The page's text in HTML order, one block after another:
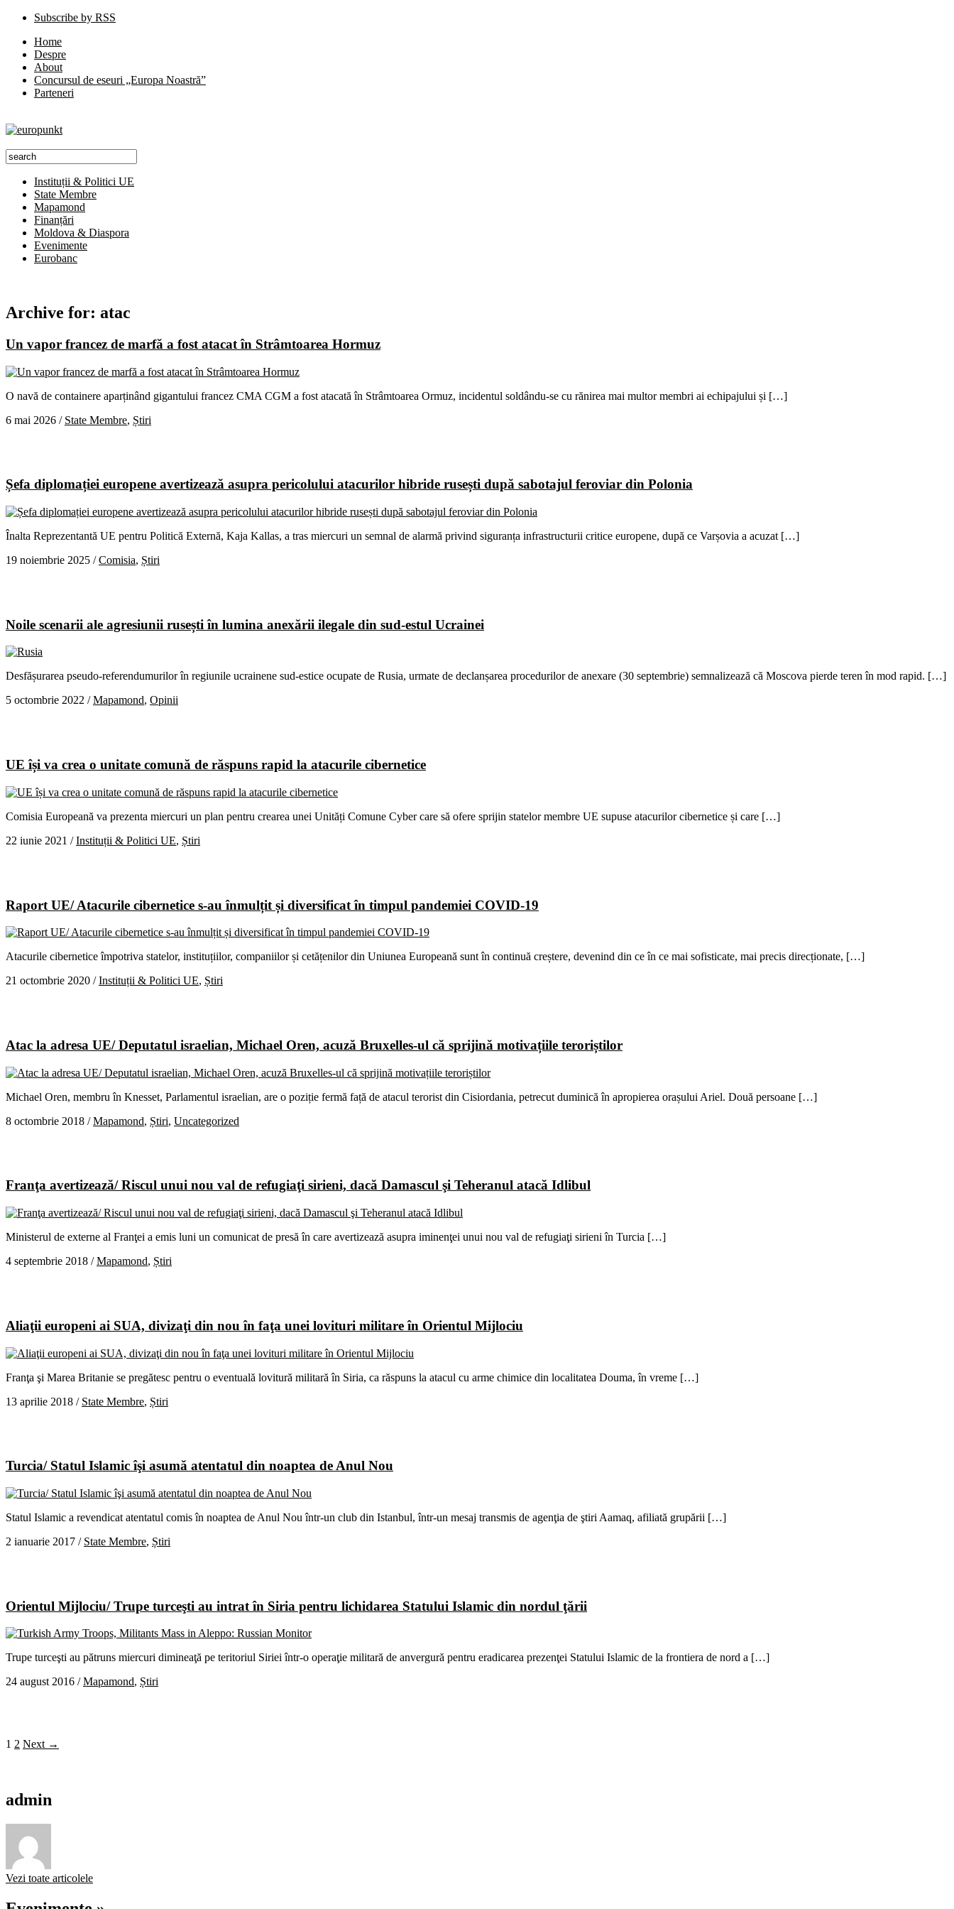
Subscribe by RSS
Home
Despre
About
Concursul de eseuri „Europa Noastră”
Parteneri
Instituții & Politici UE
State Membre
Mapamond
Finanțări
Moldova & Diaspora
Evenimente
Eurobanc
Archive for: atac
Un vapor francez de marfă a fost atacat în Strâmtoarea Hormuz
O navă de containere aparținând gigantului francez CMA CGM a fost atacată în Strâmtoarea Ormuz, incidentul soldându-se cu rănirea mai multor membri ai echipajului și […]
6 mai 2026 / State Membre, Știri
Șefa diplomației europene avertizează asupra pericolului atacurilor hibride rusești după sabotajul feroviar din Polonia
Înalta Reprezentantă UE pentru Politică Externă, Kaja Kallas, a tras miercuri un semnal de alarmă privind siguranța infrastructurii critice europene, după ce Varșovia a acuzat […]
19 noiembrie 2025 /Comisia, Știri
Noile scenarii ale agresiunii rusești în lumina anexării ilegale din sud-estul Ucrainei
Desfășurarea pseudo-referendumurilor în regiunile ucrainene sud-estice ocupate de Rusia, urmate de declanșarea procedurilor de anexare (30 septembrie) semnalizează că Moscova pierde teren în mod rapid. […]
5 octombrie 2022 /Mapamond, Opinii
UE își va crea o unitate comună de răspuns rapid la atacurile cibernetice
Comisia Europeană va prezenta miercuri un plan pentru crearea unei Unități Comune Cyber care să ofere sprijin statelor membre UE supuse atacurilor cibernetice și care […]
22 iunie 2021 /Instituții & Politici UE, Știri
Raport UE/ Atacurile cibernetice s-au înmulțit și diversificat în timpul pandemiei COVID-19
Atacurile cibernetice împotriva statelor, instituțiilor, companiilor și cetățenilor din Uniunea Europeană sunt în continuă creștere, devenind din ce în ce mai sofisticate, mai precis direcționate, […]
21 octombrie 2020 /Instituții & Politici UE, Știri
Atac la adresa UE/ Deputatul israelian, Michael Oren, acuză Bruxelles-ul că sprijină motivațiile teroriștilor
Michael Oren, membru în Knesset, Parlamentul israelian, are o poziție fermă față de atacul terorist din Cisiordania, petrecut duminică în apropierea orașului Ariel. Două persoane […]
8 octombrie 2018 /Mapamond, Știri, Uncategorized
Franţa avertizează/ Riscul unui nou val de refugiaţi sirieni, dacă Damascul şi Teheranul atacă Idlibul
Ministerul de externe al Franţei a emis luni un comunicat de presă în care avertizează asupra iminenţei unui nou val de refugiaţi sirieni în Turcia […]
4 septembrie 2018 /Mapamond, Știri
Aliaţii europeni ai SUA, divizaţi din nou în faţa unei lovituri militare în Orientul Mijlociu
Franţa şi Marea Britanie se pregătesc pentru o eventuală lovitură militară în Siria, ca răspuns la atacul cu arme chimice din localitatea Douma, în vreme […]
13 aprilie 2018 / State Membre, Știri
Turcia/ Statul Islamic îşi asumă atentatul din noaptea de Anul Nou
Statul Islamic a revendicat atentatul comis în noaptea de Anul Nou într-un club din Istanbul, într-un mesaj transmis de agenţia de ştiri Aamaq, afiliată grupării […]
2 ianuarie 2017 / State Membre, Știri
Orientul Mijlociu/ Trupe turceşti au intrat în Siria pentru lichidarea Statului Islamic din nordul ţării
Trupe turceşti au pătruns miercuri dimineaţă pe teritoriul Siriei într-o operaţie militară de anvergură pentru eradicarea prezenţei Statului Islamic de la frontiera de nord a […]
24 august 2016 /Mapamond, Știri
1 2 Next →
admin
Vezi toate articolele